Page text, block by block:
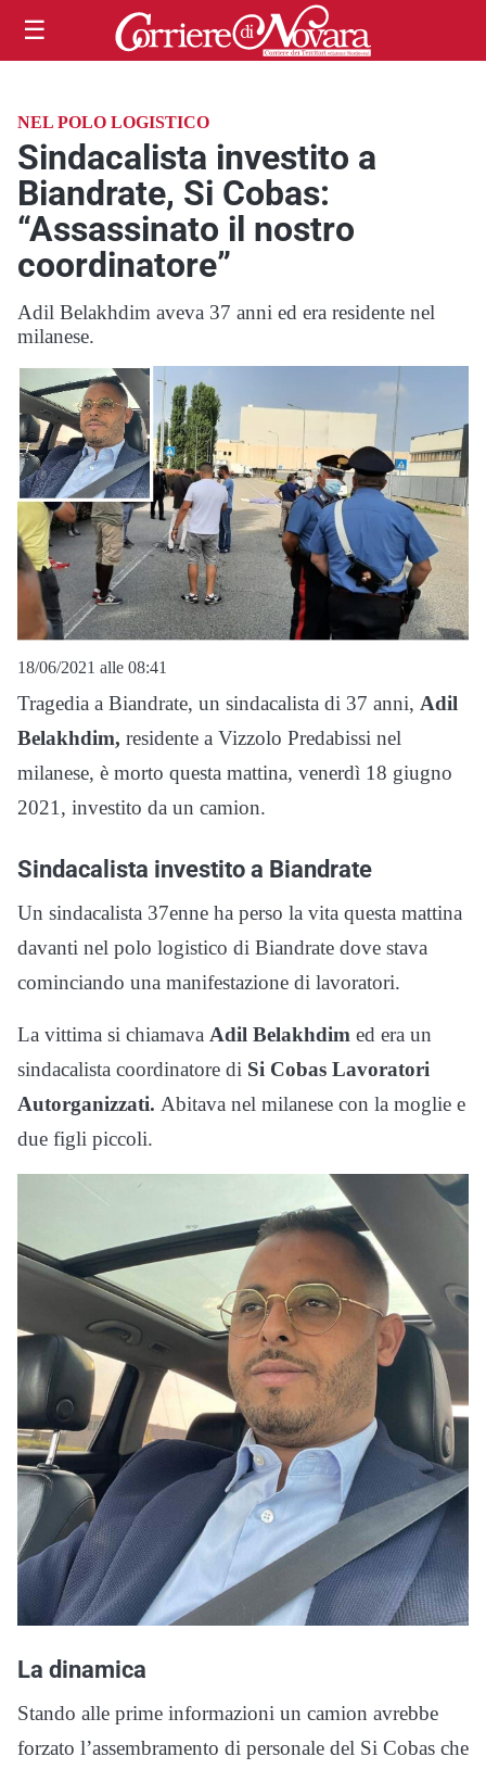
☰
NEL POLO LOGISTICO
Sindacalista investito a
Biandrate, Si Cobas:
“Assassinato il nostro
coordinatore”
Adil Belakhdim aveva 37 anni ed era residente nel
milanese.
18/06/2021 alle 08:41
Tragedia a Biandrate, un sindacalista di 37 anni, Adil
Belakhdim, residente a Vizzolo Predabissi nel
milanese, è morto questa mattina, venerdì 18 giugno
2021, investito da un camion.
Sindacalista investito a Biandrate
Un sindacalista 37enne ha perso la vita questa mattina
davanti nel polo logistico di Biandrate dove stava
cominciando una manifestazione di lavoratori.
La vittima si chiamava Adil Belakhdim ed era un
sindacalista coordinatore di Si Cobas Lavoratori
Autorganizzati. Abitava nel milanese con la moglie e
due figli piccoli.
La dinamica
Stando alle prime informazioni un camion avrebbe
forzato l’assembramento di personale del Si Cobas che